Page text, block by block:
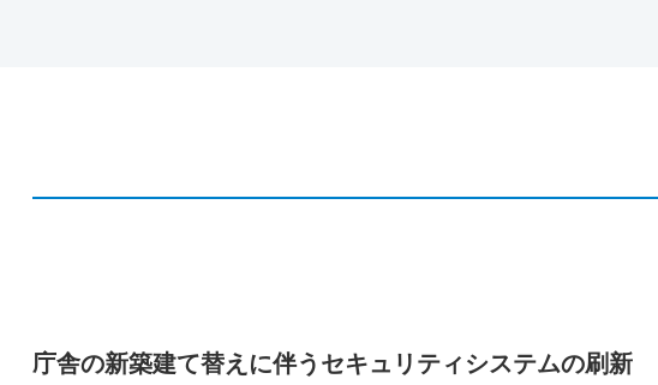
庁舎の新築建て替えに伴うセキュリティシステムの刷新